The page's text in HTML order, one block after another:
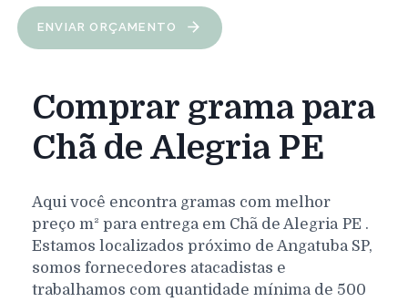
ENVIAR ORÇAMENTO
Comprar grama para
Chã de Alegria PE
Aqui você encontra gramas com melhor
preço m² para entrega em Chã de Alegria PE .
Estamos localizados próximo de Angatuba SP,
somos fornecedores atacadistas e
trabalhamos com quantidade mínima de 500